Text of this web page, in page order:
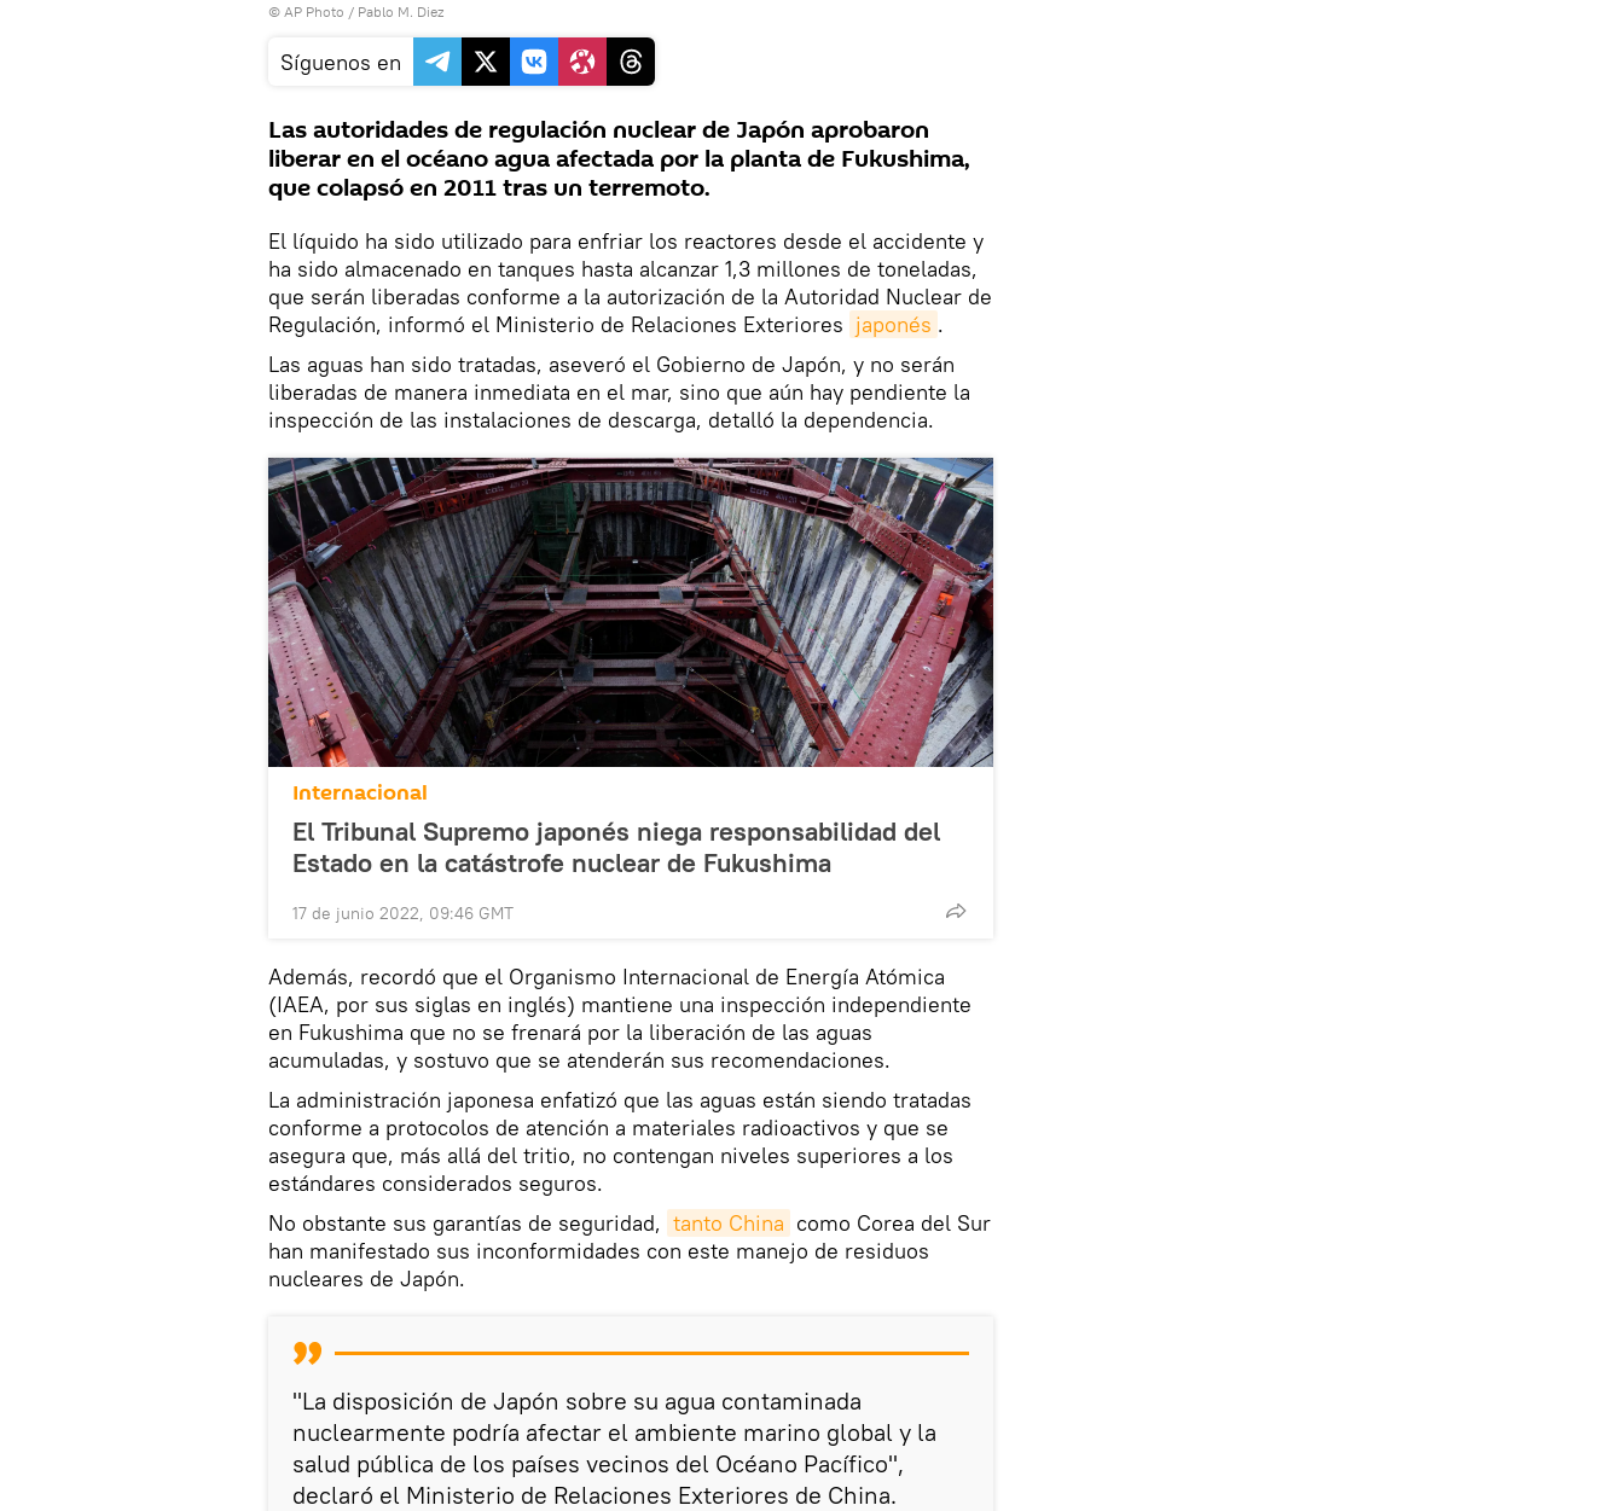
© AP Photo / Pablo M. Diez
Síguenos en
Las autoridades de regulación nuclear de Japón aprobaron
liberar en el océano agua afectada por la planta de Fukushima,
que colapsó en 2011 tras un terremoto.
El líquido ha sido utilizado para enfriar los reactores desde el accidente y
ha sido almacenado en tanques hasta alcanzar 1,3 millones de toneladas,
que serán liberadas conforme a la autorización de la Autoridad Nuclear de
Regulación, informó el Ministerio de Relaciones Exteriores japonés .
Las aguas han sido tratadas, aseveró el Gobierno de Japón, y no serán
liberadas de manera inmediata en el mar, sino que aún hay pendiente la
inspección de las instalaciones de descarga, detalló la dependencia.
Internacional
El Tribunal Supremo japonés niega responsabilidad del
Estado en la catástrofe nuclear de Fukushima
17 de junio 2022, 09:46 GMT
Además, recordó que el Organismo Internacional de Energía Atómica
(IAEA, por sus siglas en inglés) mantiene una inspección independiente
en Fukushima que no se frenará por la liberación de las aguas
acumuladas, y sostuvo que se atenderán sus recomendaciones.
La administración japonesa enfatizó que las aguas están siendo tratadas
conforme a protocolos de atención a materiales radioactivos y que se
asegura que, más allá del tritio, no contengan niveles superiores a los
estándares considerados seguros.
No obstante sus garantías de seguridad, tanto China como Corea del Sur
han manifestado sus inconformidades con este manejo de residuos
nucleares de Japón.
"La disposición de Japón sobre su agua contaminada
nuclearmente podría afectar el ambiente marino global y la
salud pública de los países vecinos del Océano Pacífico",
declaró el Ministerio de Relaciones Exteriores de China.